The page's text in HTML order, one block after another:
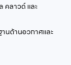
คลาวด์ และ
นด้านอวกาศและ